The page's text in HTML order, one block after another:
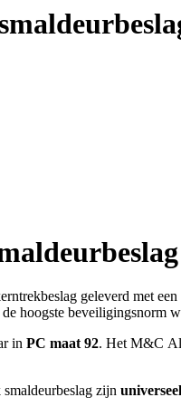
geleverd met een
beveiligingsnorm
in PC maat 92. Het M&C
zijn